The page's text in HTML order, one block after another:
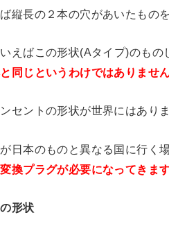
縦長の２本の穴があいたもの
えばこの形状(Aタイプ)のもの
同じというわけではありません
セントの形状が世界にはありま
日本のものと異なる国に行く場
換プラグが必要になってきます
形状